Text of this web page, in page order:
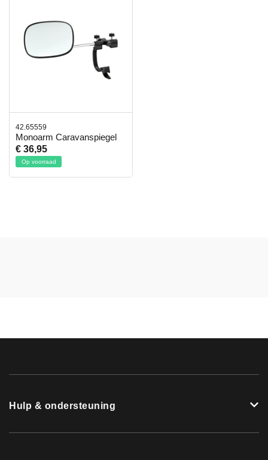
42.65559
Monoarm Caravanspiegel
€ 36,95
Op voorraad
Hulp & ondersteuning